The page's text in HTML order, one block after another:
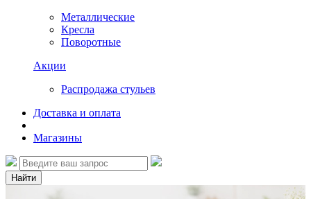
Металлические
Кресла
Поворотные
Акции
Распродажа стульев
Доставка и оплата
Магазины
Найти